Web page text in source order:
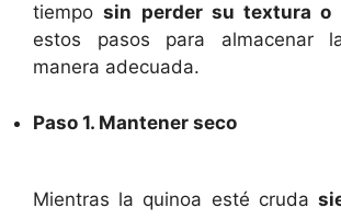
tiemposin perder su textura o
estos pasos para almacenar
manera adecuada.
Paso 1. Mantener seco
Mientras la quinoa esté cruda